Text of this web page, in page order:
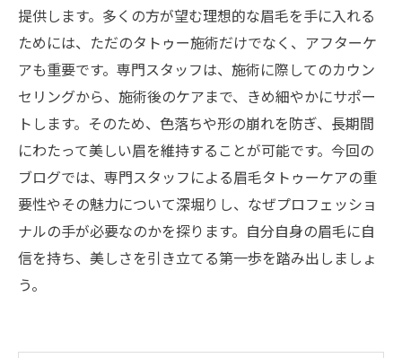
提供します。多くの方が望む理想的な眉毛を手に入れる
ためには、ただのタトゥー施術だけでなく、アフターケ
アも重要です。専門スタッフは、施術に際してのカウン
セリングから、施術後のケアまで、きめ細やかにサポー
トします。そのため、色落ちや形の崩れを防ぎ、長期間
にわたって美しい眉を維持することが可能です。今回の
ブログでは、専門スタッフによる眉毛タトゥーケアの重
要性やその魅力について深堀りし、なぜプロフェッショ
ナルの手が必要なのかを探ります。自分自身の眉毛に自
信を持ち、美しさを引き立てる第一歩を踏み出しましょ
う。